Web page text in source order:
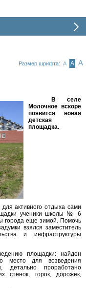
Размер шрифта: А А А
В селе
Молочное вскоре
появится новая
детская
площадка.
активного отдыха сами
ученики школы № 6
города еще зимой. Помочь
взялся заместитель
и инфраструктуры
площадки: найден
место для возведения
проработано
стенок, горок, дорожек,